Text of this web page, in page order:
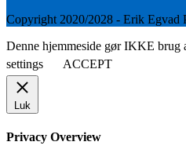
Copyright 2020/2028 - Erik Egvad
Denne hjemmeside gør IKKE brug
settings
ACCEPT
Luk
Privacy Overview